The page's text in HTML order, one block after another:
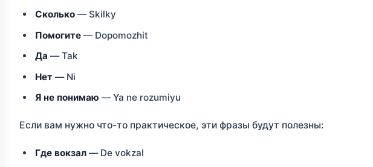
Сколько — Skilky
Помогите — Dopomozhit
Да — Tak
Нет — Ni
Я не понимаю — Ya ne rozumiyu
Если вам нужно что-то практическое, эти фразы будут полезны:
Где вокзал — De vokzal